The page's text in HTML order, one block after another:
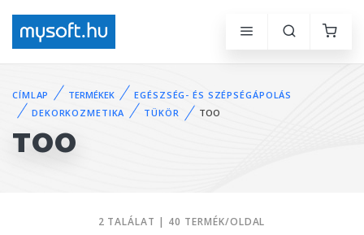
CÍMLAP TERMÉKEK
EGÉSZSÉG- ÉS SZÉPSÉGÁPOLÁS
DEKORKOZMETIKA
TÜKÖR TOO
TOO
2 TALÁLAT | 40 TERMÉK/OLDAL